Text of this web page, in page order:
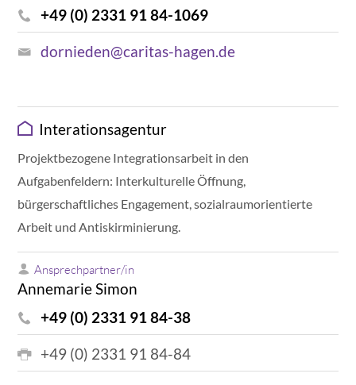
+49 (0) 2331 91 84-1069
dornieden@caritas-hagen.de
Interationsagentur
Projektbezogene Integrationsarbeit in den
Aufgabenfeldern: Interkulturelle Öffnung,
bürgerschaftliches Engagement, sozialraumorientierte
Arbeit und Antiskirminierung.
Ansprechpartner/in
Annemarie Simon
+49 (0) 2331 91 84-38
+49 (0) 2331 91 84-84